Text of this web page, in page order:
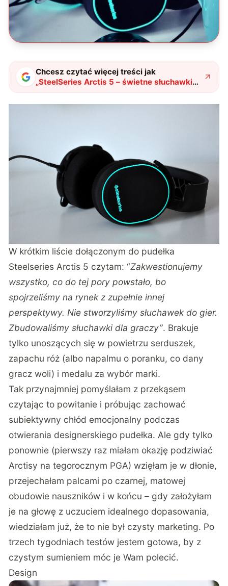
Chcesz czytać więcej treści jak
„SteelSeries Arctis 5 – świetne słuchawki
za rozsądną cenę"?
W krótkim liście dołączonym do pudełka
Steelseries Arctis 5 czytam: “Zakwestionujemy
wszystko, co do tej pory powstało, bo
spojrzeliśmy na rynek z zupełnie innej
perspektywy. Nie stworzyliśmy słuchawek do gier.
Zbudowaliśmy słuchawki dla graczy”. Brakuje
tylko unoszących się w powietrzu serduszek,
zapachu róż (albo napalmu o poranku, co dany
gracz woli) i medalu za wybór marki.
Tak przynajmniej pomyślałam z przekąsem
czytając to powitanie i próbując zachować
subiektywny chłód emocjonalny podczas
otwierania designerskiego pudełka. Ale gdy tylko
ponownie (pierwszy raz miałam okazję podziwiać
Arctisy na tegorocznym PGA) wzięłam je w dłonie,
przejechałam palcami po czarnej, matowej
obudowie nauszników i w końcu – gdy założyłam
je na głowę z uczuciem idealnego dopasowania,
wiedziałam już, że to nie był czysty marketing. Po
trzech tygodniach testów jestem gotowa, by z
czystym sumieniem móc je Wam polecić.
Design